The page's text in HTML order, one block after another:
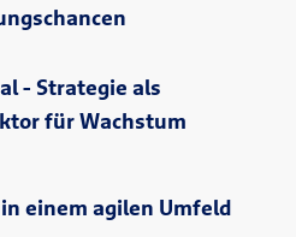
- Strategie als
für Wachstum
einem agilen Umfeld